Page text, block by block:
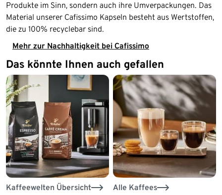
Produkte im Sinn, sondern auch ihre Umverpackungen. Das
Material unserer Cafissimo Kapseln besteht aus Wertstoffen,
die zu 100% recyclebar sind.
Mehr zur Nachhaltigkeit bei Cafissimo
Das könnte Ihnen auch gefallen
Kaffeewelten Übersicht Alle Kaffees